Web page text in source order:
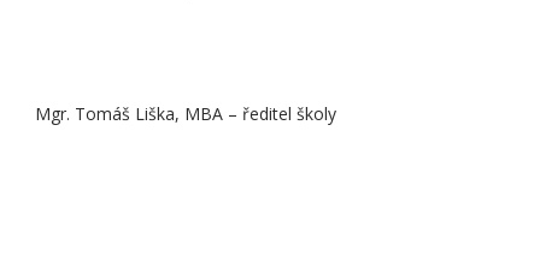
Mgr. Tomáš Liška, MBA – ředitel školy